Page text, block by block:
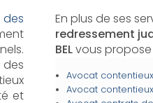
et
En plus de ses
redressement
BELvous propose
Avocat
Avocat